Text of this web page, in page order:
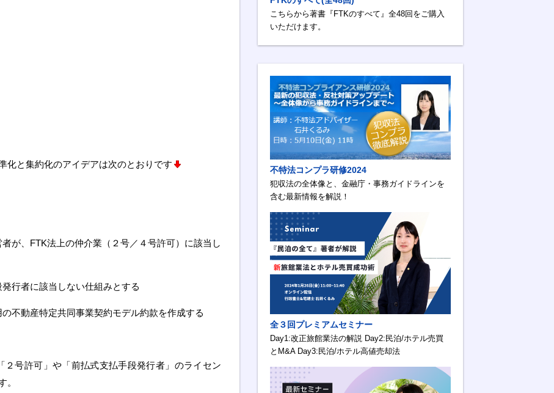
化と集約化のアイデアは次のとおりです
が、FTK法上の仲介業（２号／４号許可）に該当し
行者に該当しない仕組みとする
不動産特定共同事業契約モデル約款を作成する
２号許可」や「前払式支払手段発行者」のライセン
。
こちらから著書『FTKのすべて』全48回をご購入
いただけます。
不特法コンプラ研修2024
犯収法の全体像と、金融庁・事務ガイドラインを
含む最新情報を解説！
全３回プレミアムセミナー
Day1:改正旅館業法の解説 Day2:民泊/ホテル売買
とM&A Day3:民泊/ホテル高値売却法